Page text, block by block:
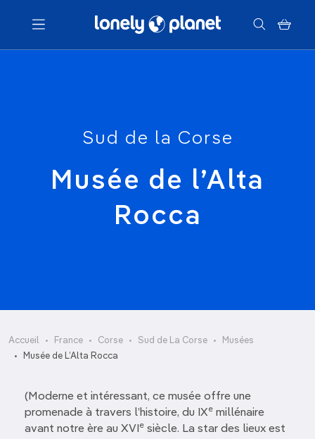
Menu
Sud de la Corse
Musée de l’Alta
Rocca
Accueil France Corse Sud de La Corse
Musées
Musée de L’Alta Rocca
(Moderne et intéressant, ce musée offre une
promenade à travers l’histoire, du IXe millénaire
avant notre ère au XVI e siècle. La star des lieux est